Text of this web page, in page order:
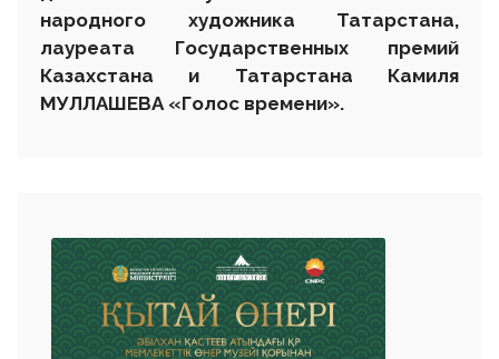
народного художника Татарстана,
лауреата Государственных премий
Казахстана и Татарстана Камиля
МУЛЛАШЕВА «Голос времени».